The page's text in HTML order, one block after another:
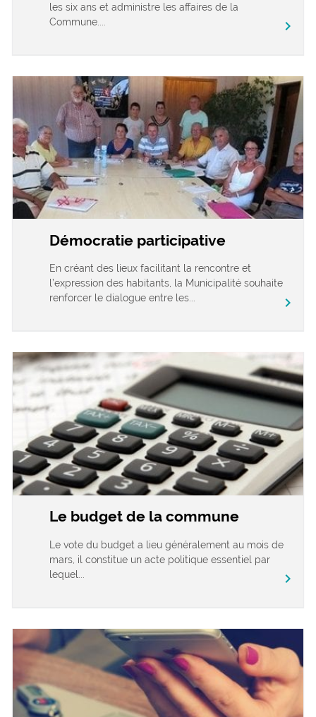
les six ans et administre les affaires de la
Commune....
chevron_right
Démocratie participative
En créant des lieux facilitant la rencontre et
l’expression des habitants, la Municipalité souhaite
renforcer le dialogue entre les...
chevron_right
Le budget de la commune
Le vote du budget a lieu généralement au mois de
mars, il constitue un acte politique essentiel par
lequel...
chevron_right